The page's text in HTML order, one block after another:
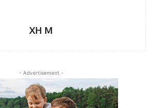
XH M
- Advertisement -